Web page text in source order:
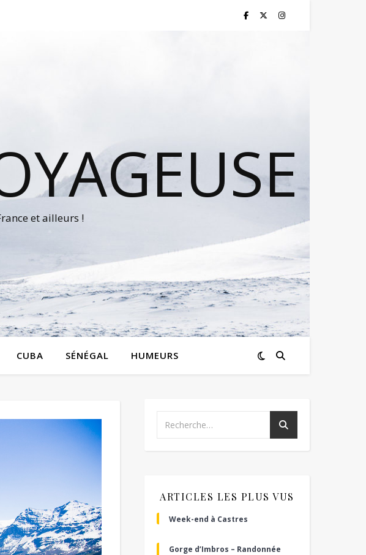
et ailleurs !
CUBA SÉNÉGAL HUMEURS
ARTICLES LES PLUS VUS
Week-end à Castres
Gorge d’Imbros – Randonnée